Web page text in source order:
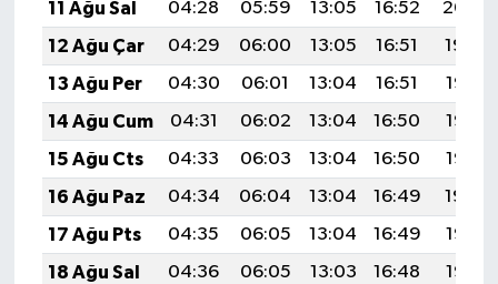
11 Ağu Sal
04:28 05:59 13:05 16:52
20:00
12 Ağu Çar
04:29 06:00 13:05 16:51
19:59
13 Ağu Per
04:30 06:01 13:04 16:51
19:58
14 Ağu Cum
04:31 06:02 13:04 16:50
19:57
15 Ağu Cts
04:33 06:03 13:04 16:50
19:55
16 Ağu Paz
04:34 06:04 13:04 16:49
19:54
17 Ağu Pts
04:35 06:05 13:04 16:49
19:53
18 Ağu Sal
04:36 06:05 13:03 16:48
19:52